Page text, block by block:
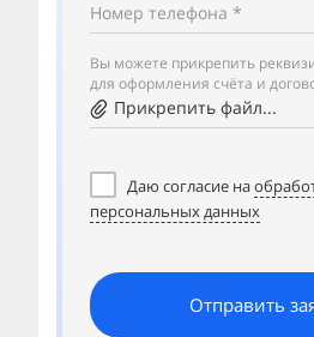
Номер телефона *
Вы можете прикрепить
для оформления счёта и
Прикрепить файл...
Даю согласие на
персональных данных
Отправить